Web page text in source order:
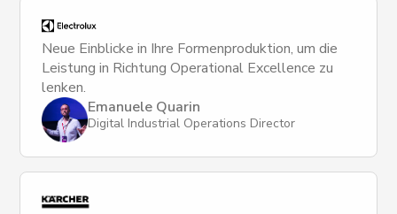
Neue Einblicke in Ihre Formenproduktion, um die
Leistung in Richtung Operational Excellence zu
lenken.
Emanuele Quarin
Digital Industrial Operations Director